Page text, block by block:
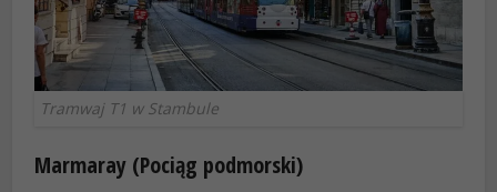
Tramwaj T1 w Stambule
Marmaray (Pociąg podmorski)